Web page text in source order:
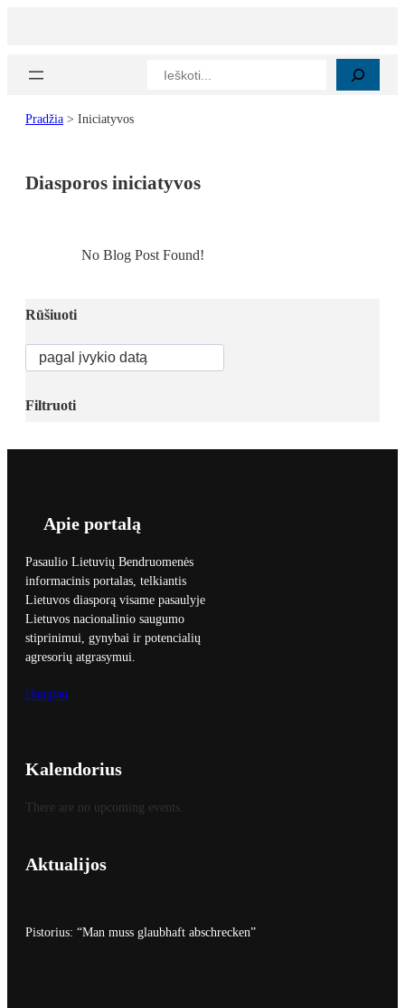
Paieška
Pradžia > Iniciatyvos
Diasporos iniciatyvos
No Blog Post Found!
Rūšiuoti
Filtruoti
Apie portalą
Pasaulio Lietuvių Bendruomenės
informacinis portalas, telkiantis
Lietuvos diasporą visame pasaulyje
Lietuvos nacionalinio saugumo
stiprinimui, gynybai ir potencialių
agresorių atgrasymui.
Daugiau
Kalendorius
There are no upcoming events.
Aktualijos
Pistorius: “Man muss glaubhaft abschrecken”